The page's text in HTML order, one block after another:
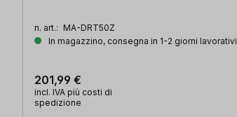
n. art.: MA-DRT50Z
In magazzino, consegna in 1-2 giorni lavorativi
201,99 €
incl. IVA più costi di
spedizione